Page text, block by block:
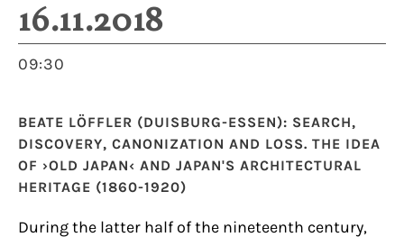
16.11.2018
09:30
BEATE LÖFFLER (DUISBURG-ESSEN): SEARCH,
DISCOVERY, CANONIZATION AND LOSS. THE IDEA
OF ›OLD JAPAN‹ AND JAPAN'S ARCHITECTURAL
HERITAGE (1860-1920)
During the latter half of the nineteenth century,